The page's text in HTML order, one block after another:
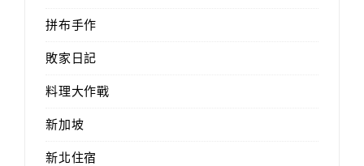
拼布手作
敗家日記
料理大作戰
新加坡
新北住宿